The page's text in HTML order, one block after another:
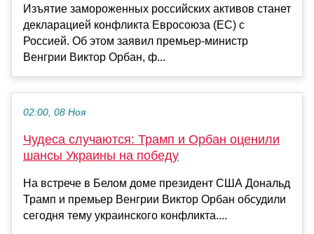
Изъятие замороженных российских активов станет
декларацией конфликта Евросоюза (ЕС) с
Россией. Об этом заявил премьер-министр
Венгрии Виктор Орбан, ф...
02:00, 08 Ноя
Чудеса случаются: Трамп и Орбан оценили
шансы Украины на победу
На встрече в Белом доме президент США Дональд
Трамп и премьер Венгрии Виктор Орбан обсудили
сегодня тему украинского конфликта....